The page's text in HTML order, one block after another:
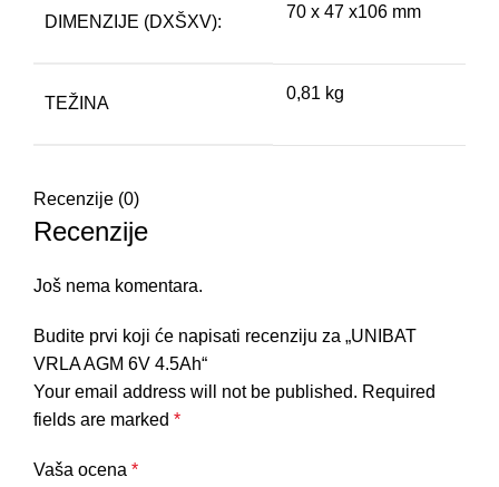
DIMENZIJE (DXŠXV):
70 x 47 x106 mm
TEŽINA
0,81 kg
Recenzije (0)
Recenzije
Još nema komentara.
Budite prvi koji će napisati recenziju za „UNIBAT
VRLA AGM 6V 4.5Ah“
Your email address will not be published. Required
fields are marked *
Vaša ocena *